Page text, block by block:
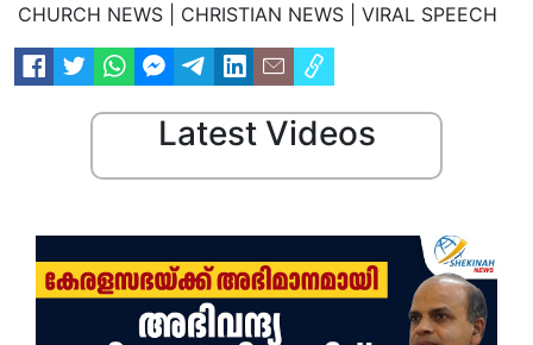
CHURCH NEWS | CHRISTIAN NEWS | VIRAL SPEECH
Latest Videos